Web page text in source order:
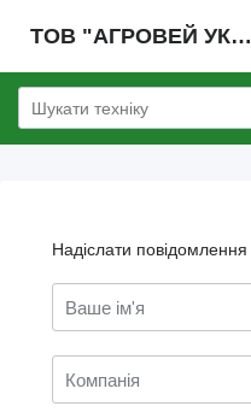
ТОВ "АГРОВЕЙ УКРАЇНА"
Надіслати повідомлення